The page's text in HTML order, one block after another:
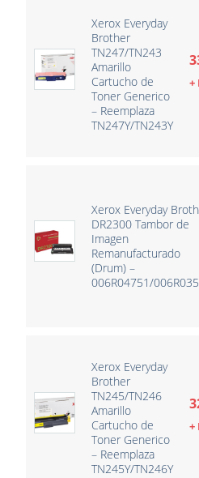
Xerox Everyday
Brother
TN247/TN243
Amarillo
Cartucho de
Toner Generico
– Reemplaza
TN247Y/TN243Y
+
Xerox Everyday
DR2300 Tambor de
Imagen
Remanufacturado
(Drum) –
006R04751/
Xerox Everyday
Brother
TN245/TN246
Amarillo
Cartucho de
Toner Generico
– Reemplaza
TN245Y/TN246Y
+